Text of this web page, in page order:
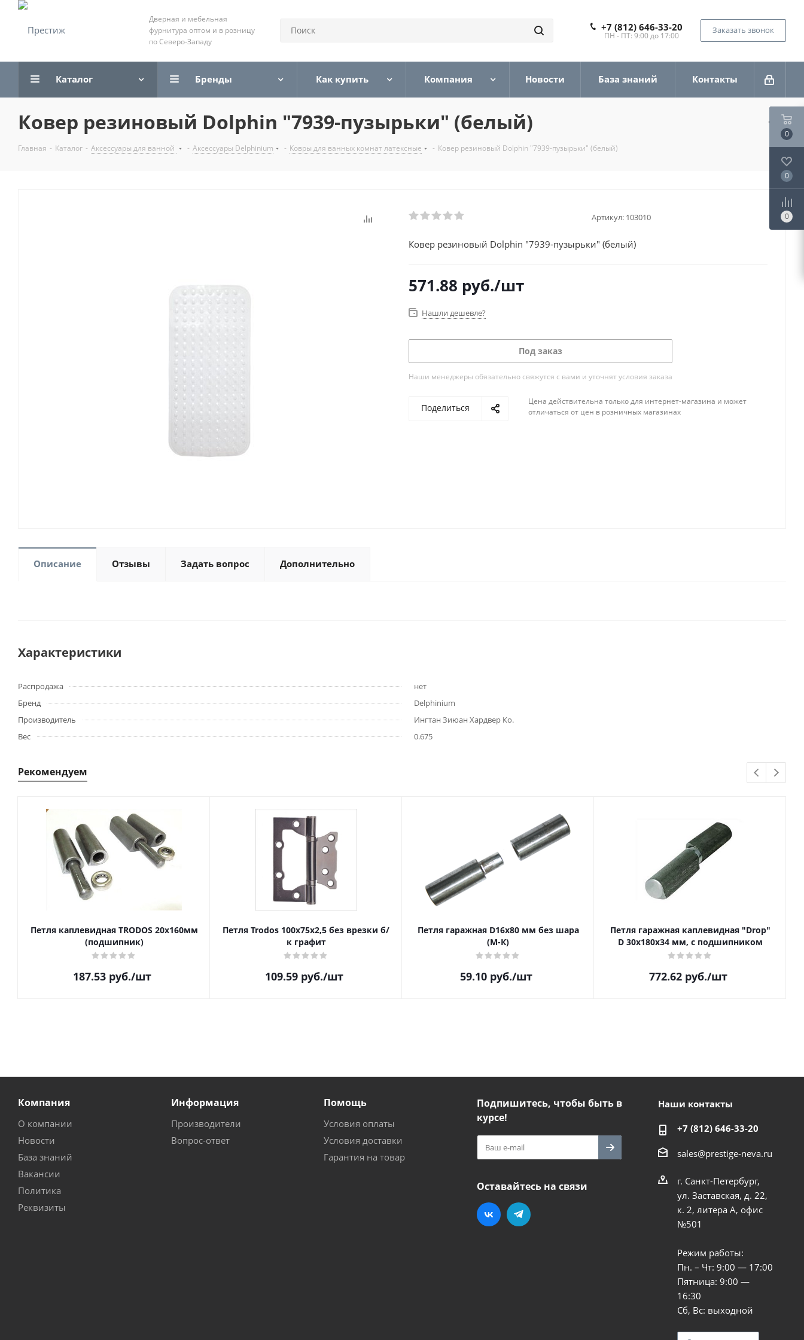
Дверная и мебельная
фурнитура оптом и в розницу
по Северо-Западу
+7 (812) 646-33-20
ПН - ПТ: 9:00 до 17:00
Заказать звонок
Каталог Бренды Как купить Компания Новости База знаний Контакты
Ковер резиновый Dolphin "7939-пузырьки" (белый)
Главная - Каталог - Аксессуары для ванной - Аксессуары Delphinium - Ковры для ванных комнат латексные - Ковер резиновый Dolphin "7939-пузырьки" (белый)
Артикул: 103010
Ковер резиновый Dolphin "7939-пузырьки" (белый)
571.88 руб./шт
Нашли дешевле?
Под заказ
Наши менеджеры обязательно свяжутся с вами и уточнят условия заказа
Поделиться
Цена действительна только для интернет-магазина и может
отличаться от цен в розничных магазинах
Описание Отзывы Задать вопрос Дополнительно
Характеристики
Распродажа
нет
Бренд
Delphinium
Производитель
Ингтан Зиюан Хардвер Ко.
Вес
0.675
Рекомендуем
Петля каплевидная TRODOS 20х160мм
(подшипник)
187.53руб./шт
Петля Trodos 100x75x2,5 без врезки б/
к графит
109.59руб./шт
Петля гаражная D16х80 мм без шара
(М-К)
59.10руб./шт
Петля гаражная каплевидная "Drop"
D 30х180х34 мм, с подшипником
772.62руб./шт
Компания
О компании
Новости
База знаний
Вакансии
Политика
Реквизиты
Информация
Производители
Вопрос-ответ
Помощь
Условия оплаты
Условия доставки
Гарантия на товар
Подпишитесь, чтобы быть в
курсе!
Оставайтесь на связи
Наши контакты
+7 (812) 646-33-20
sales@prestige-neva.ru
г. Санкт-Петербург,
ул. Заставская, д. 22,
к. 2, литера А, офис
№501
Режим работы:
Пн. – Чт: 9:00 — 17:00
Пятница: 9:00 —
16:30
Сб, Вс: выходной
0
0
0